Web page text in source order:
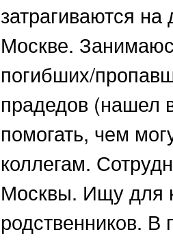
затрагиваются
Москве.
погибших/
прадедов (нашел
помогать, чем
коллегам.
Москвы. Ищу для
родственников. В